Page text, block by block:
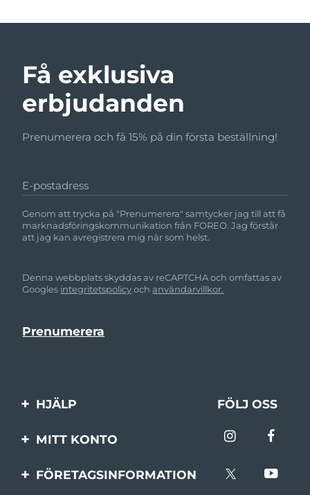
Få exklusiva
erbjudanden
Prenumerera och få 15% på din första beställning!
E-postadress
Genom att trycka på "Prenumerera" samtycker jag till att få
marknadsföringskommunikation från FOREO. Jag förstår
att jag kan avregistrera mig när som helst.
Denna webbplats skyddas av reCAPTCHA och omfattas av
Googles integritetspolicyochanvändarvillkor.
HJÄLP
Kontakta oss
FÖLJ OSS
MITT KONTO
Produktregistrering
FÖRETAGSINFORMATION